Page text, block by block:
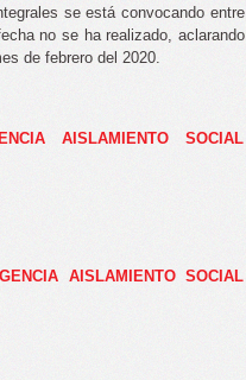
se está convocando entre
no se ha realizado, aclarando
de febrero del 2020.
AISLAMIENTO SOCIAL
AISLAMIENTO SOCIAL